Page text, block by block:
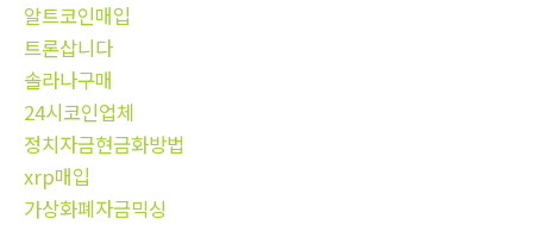
알트코인매입
트론삽니다
솔라나구매
24시코인업체
정치자금현금화방법
xrp매입
가상화폐자금믹싱